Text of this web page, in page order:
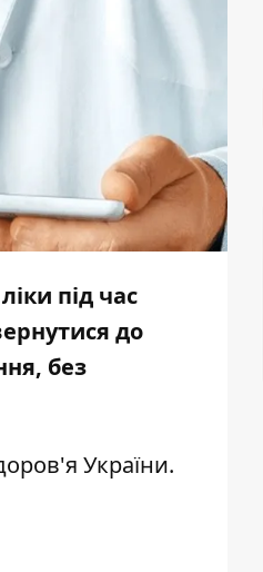
під час
до
без
України.